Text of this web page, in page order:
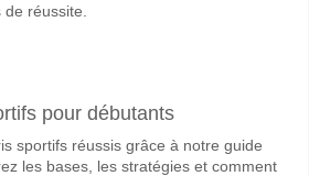
réussite.
pour débutants
sportifs réussis grâce à notre guide
les bases, les stratégies et comment